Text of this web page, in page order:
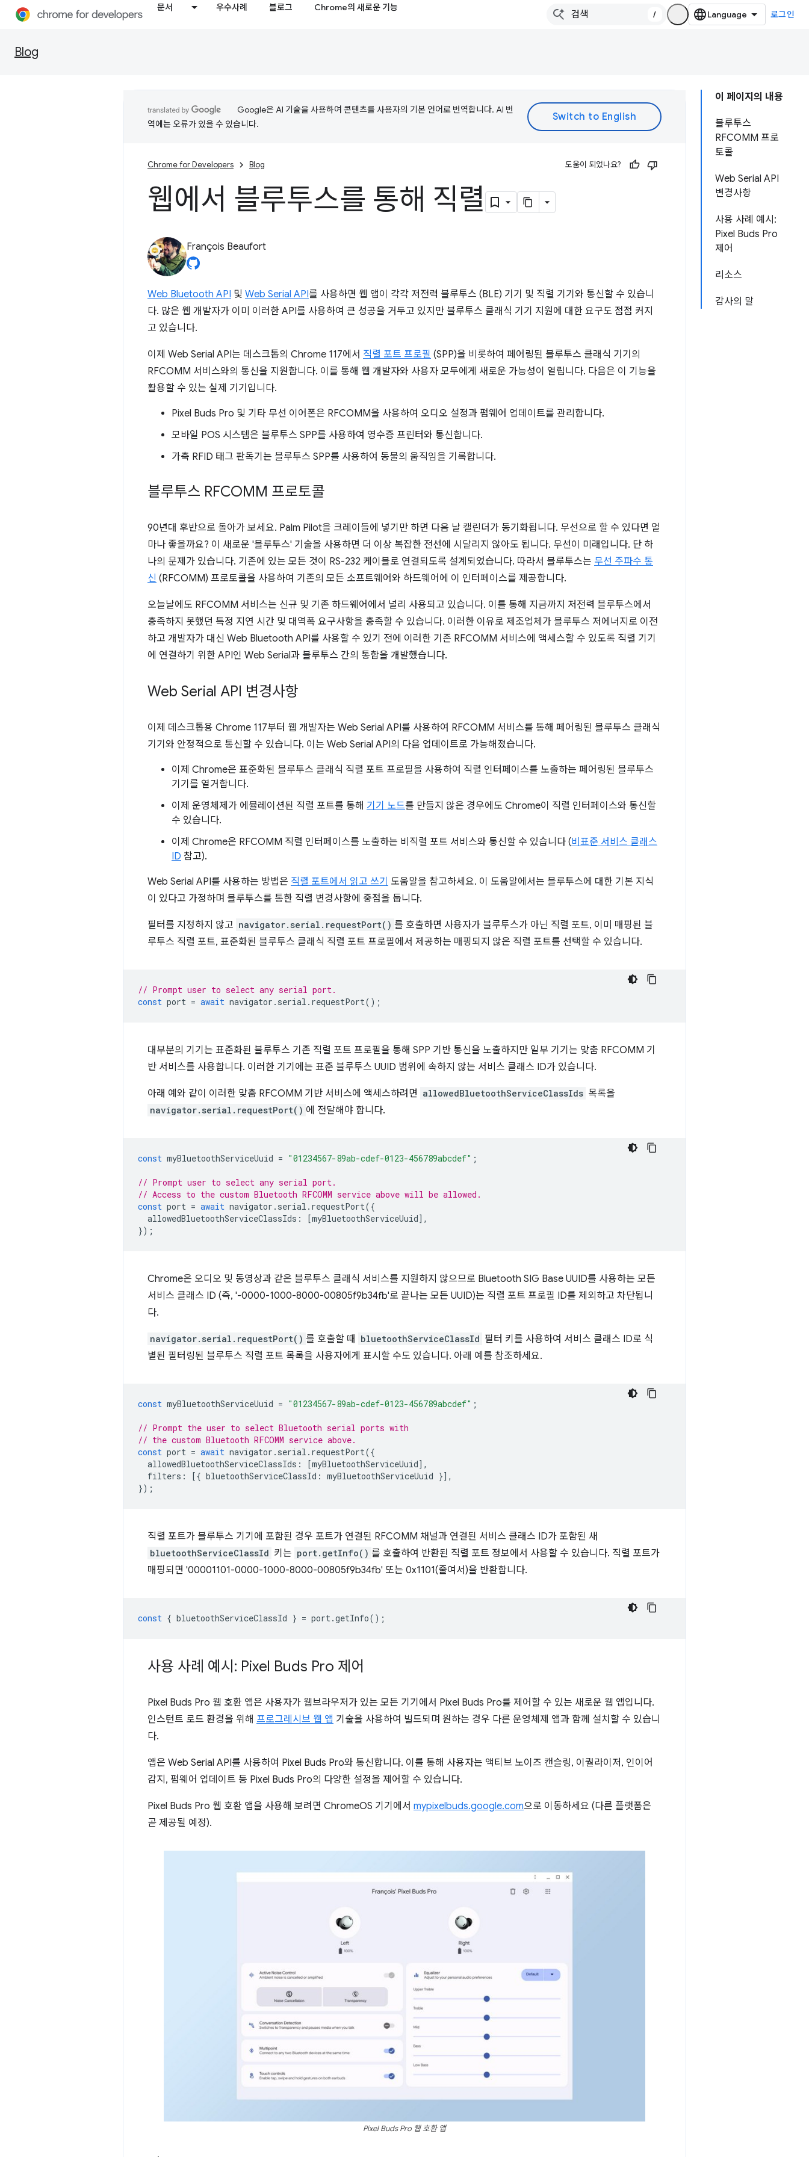
문서 우수사례 블로그 Chrome의 새로운 기능
/ 로그인
Blog
이 페이지의 내용
블루투스
RFCOMM 프로
토콜
Web Serial API
변경사항
사용 사례 예시:
Pixel Buds Pro
제어
리소스
감사의 말
Google은 AI 기술을 사용하여 콘텐츠를 사용자의 기본 언어로 번역합니다. AI 번
역에는 오류가 있을 수 있습니다.
Chrome for Developers Blog 도움이 되었나요?
웹에서 블루투스를 통해 직렬
François Beaufort
Web Bluetooth API 및 Web Serial API를 사용하면 웹 앱이 각각 저전력 블루투스 (BLE) 기기 및 직렬 기기와 통신할 수 있습니
다. 많은 웹 개발자가 이미 이러한 API를 사용하여 큰 성공을 거두고 있지만 블루투스 클래식 기기 지원에 대한 요구도 점점 커지
고 있습니다.
이제 Web Serial API는 데스크톱의 Chrome 117에서 직렬 포트 프로필 (SPP)을 비롯하여 페어링된 블루투스 클래식 기기의
RFCOMM 서비스와의 통신을 지원합니다. 이를 통해 웹 개발자와 사용자 모두에게 새로운 가능성이 열립니다. 다음은 이 기능을
활용할 수 있는 실제 기기입니다.
Pixel Buds Pro 및 기타 무선 이어폰은 RFCOMM을 사용하여 오디오 설정과 펌웨어 업데이트를 관리합니다.
모바일 POS 시스템은 블루투스 SPP를 사용하여 영수증 프린터와 통신합니다.
가축 RFID 태그 판독기는 블루투스 SPP를 사용하여 동물의 움직임을 기록합니다.
블루투스 RFCOMM 프로토콜
90년대 후반으로 돌아가 보세요. Palm Pilot을 크레이들에 넣기만 하면 다음 날 캘린더가 동기화됩니다. 무선으로 할 수 있다면 얼
마나 좋을까요? 이 새로운 '블루투스' 기술을 사용하면 더 이상 복잡한 전선에 시달리지 않아도 됩니다. 무선이 미래입니다. 단 하
나의 문제가 있습니다. 기존에 있는 모든 것이 RS-232 케이블로 연결되도록 설계되었습니다. 따라서 블루투스는 무선 주파수 통
신 (RFCOMM) 프로토콜을 사용하여 기존의 모든 소프트웨어와 하드웨어에 이 인터페이스를 제공합니다.
오늘날에도 RFCOMM 서비스는 신규 및 기존 하드웨어에서 널리 사용되고 있습니다. 이를 통해 지금까지 저전력 블루투스에서
충족하지 못했던 특정 지연 시간 및 대역폭 요구사항을 충족할 수 있습니다. 이러한 이유로 제조업체가 블루투스 저에너지로 이전
하고 개발자가 대신 Web Bluetooth API를 사용할 수 있기 전에 이러한 기존 RFCOMM 서비스에 액세스할 수 있도록 직렬 기기
에 연결하기 위한 API인 Web Serial과 블루투스 간의 통합을 개발했습니다.
Web Serial API 변경사항
이제 데스크톱용 Chrome 117부터 웹 개발자는 Web Serial API를 사용하여 RFCOMM 서비스를 통해 페어링된 블루투스 클래식
기기와 안정적으로 통신할 수 있습니다. 이는 Web Serial API의 다음 업데이트로 가능해졌습니다.
이제 Chrome은 표준화된 블루투스 클래식 직렬 포트 프로필을 사용하여 직렬 인터페이스를 노출하는 페어링된 블루투스
기기를 열거합니다.
이제 운영체제가 에뮬레이션된 직렬 포트를 통해 기기 노드를 만들지 않은 경우에도 Chrome이 직렬 인터페이스와 통신할
수 있습니다.
이제 Chrome은 RFCOMM 직렬 인터페이스를 노출하는 비직렬 포트 서비스와 통신할 수 있습니다 (비표준 서비스 클래스
ID 참고).
Web Serial API를 사용하는 방법은 직렬 포트에서 읽고 쓰기 도움말을 참고하세요. 이 도움말에서는 블루투스에 대한 기본 지식
이 있다고 가정하며 블루투스를 통한 직렬 변경사항에 중점을 둡니다.
필터를 지정하지 않고 navigator.serial.requestPort() 를 호출하면 사용자가 블루투스가 아닌 직렬 포트, 이미 매핑된 블
루투스 직렬 포트, 표준화된 블루투스 클래식 직렬 포트 프로필에서 제공하는 매핑되지 않은 직렬 포트를 선택할 수 있습니다.
// Prompt user to select any serial port.
const port = await navigator . serial . requestPort();
대부분의 기기는 표준화된 블루투스 기존 직렬 포트 프로필을 통해 SPP 기반 통신을 노출하지만 일부 기기는 맞춤 RFCOMM 기
반 서비스를 사용합니다. 이러한 기기에는 표준 블루투스 UUID 범위에 속하지 않는 서비스 클래스 ID가 있습니다.
아래 예와 같이 이러한 맞춤 RFCOMM 기반 서비스에 액세스하려면 allowedBluetoothServiceClassIds 목록을
navigator.serial.requestPort() 에 전달해야 합니다.
const myBluetoothServiceUuid = "01234567-89ab-cdef-0123-456789abcdef" ;
// Prompt user to select any serial port.
// Access to the custom Bluetooth RFCOMM service above will be allowed.
const port = await navigator . serial . requestPort({
allowedBluetoothServiceClassIds : [myBluetoothServiceUuid],
});
Chrome은 오디오 및 동영상과 같은 블루투스 클래식 서비스를 지원하지 않으므로 Bluetooth SIG Base UUID를 사용하는 모든
서비스 클래스 ID (즉, '-0000-1000-8000-00805f9b34fb'로 끝나는 모든 UUID)는 직렬 포트 프로필 ID를 제외하고 차단됩니
다.
navigator.serial.requestPort() 를 호출할 때 bluetoothServiceClassId 필터 키를 사용하여 서비스 클래스 ID로 식
별된 필터링된 블루투스 직렬 포트 목록을 사용자에게 표시할 수도 있습니다. 아래 예를 참조하세요.
const myBluetoothServiceUuid = "01234567-89ab-cdef-0123-456789abcdef" ;
// Prompt the user to select Bluetooth serial ports with
// the custom Bluetooth RFCOMM service above.
const port = await navigator . serial . requestPort({
allowedBluetoothServiceClassIds : [myBluetoothServiceUuid],
filters : [{ bluetoothServiceClassId : myBluetoothServiceUuid }],
});
직렬 포트가 블루투스 기기에 포함된 경우 포트가 연결된 RFCOMM 채널과 연결된 서비스 클래스 ID가 포함된 새
bluetoothServiceClassId 키는 port.getInfo() 를 호출하여 반환된 직렬 포트 정보에서 사용할 수 있습니다. 직렬 포트가
매핑되면 '00001101-0000-1000-8000-00805f9b34fb' 또는 0x1101(줄여서)을 반환합니다.
const { bluetoothServiceClassId } = port.getInfo();
사용 사례 예시: Pixel Buds Pro 제어
Pixel Buds Pro 웹 호환 앱은 사용자가 웹브라우저가 있는 모든 기기에서 Pixel Buds Pro를 제어할 수 있는 새로운 웹 앱입니다.
인스턴트 로드 환경을 위해 프로그레시브 웹 앱 기술을 사용하여 빌드되며 원하는 경우 다른 운영체제 앱과 함께 설치할 수 있습니
다.
앱은 Web Serial API를 사용하여 Pixel Buds Pro와 통신합니다. 이를 통해 사용자는 액티브 노이즈 캔슬링, 이퀄라이저, 인이어
감지, 펌웨어 업데이트 등 Pixel Buds Pro의 다양한 설정을 제어할 수 있습니다.
Pixel Buds Pro 웹 호환 앱을 사용해 보려면 ChromeOS 기기에서 mypixelbuds.google.com으로 이동하세요 (다른 플랫폼은
곧 제공될 예정).
Pixel Buds Pro 웹 호환 앱